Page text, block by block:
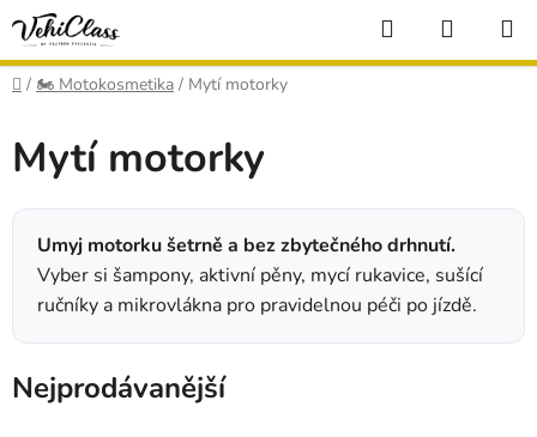
Přejít
obsah
Hledat
KOŠÍK
Domů
/ 🏍️ Motokosmetika / Mytí motorky
Mytí motorky
Umyj motorku šetrně a bez zbytečného drhnutí.
Vyber si šampony, aktivní pěny, mycí rukavice, sušící
ručníky a mikrovlákna pro pravidelnou péči po jízdě.
Nejprodávanější